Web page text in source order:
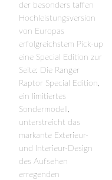
der besonders taffen
Hochleistungsversion
von Europas
erfolgreichstem Pick-up
eine Special Edition zur
Seite: Die Ranger
Raptor Special Edition,
ein limitiertes
Sondermodell,
unterstreicht das
markante Exterieur-
und Interieur-Design
des Aufsehen
erregenden